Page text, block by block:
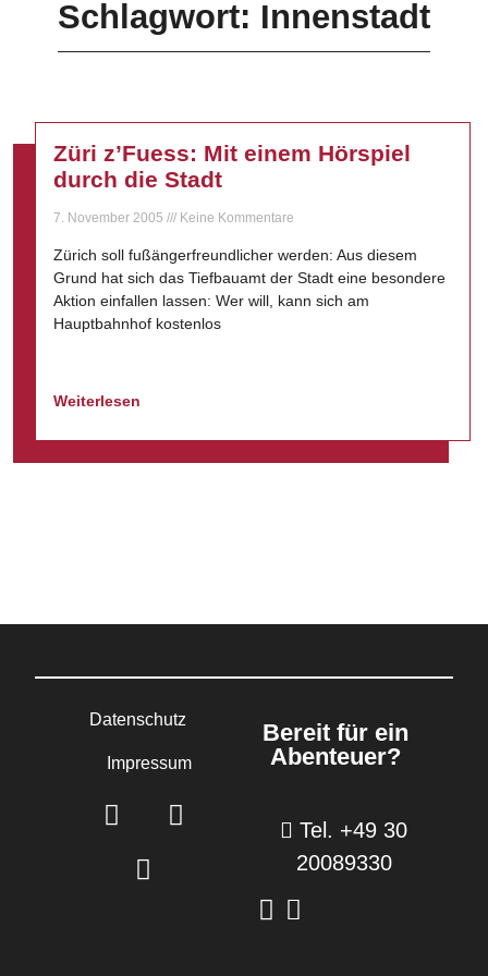
Schlagwort: Innenstadt
Züri z’Fuess: Mit einem Hörspiel
durch die Stadt
7. November 2005 Keine Kommentare
Zürich soll fußängerfreundlicher werden: Aus diesem
Grund hat sich das Tiefbauamt der Stadt eine besondere
Aktion einfallen lassen: Wer will, kann sich am
Hauptbahnhof kostenlos
Weiterlesen
Datenschutz
Impressum
Bereit für ein
Abenteuer?
Tel. +49 30
20089330